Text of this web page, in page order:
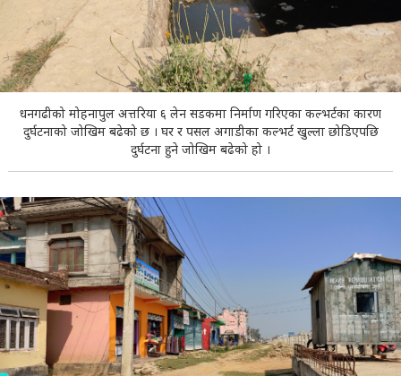
धनगढीको मोहनापुल अत्तरिया ६ लेन सडकमा निर्माण गरिएका कल्भर्टका कारण
दुर्घटनाको जोखिम बढेको छ । घर र पसल अगाडीका कल्भर्ट खुल्ला छोडिएपछि
दुर्घटना हुने जोखिम बढेको हो ।